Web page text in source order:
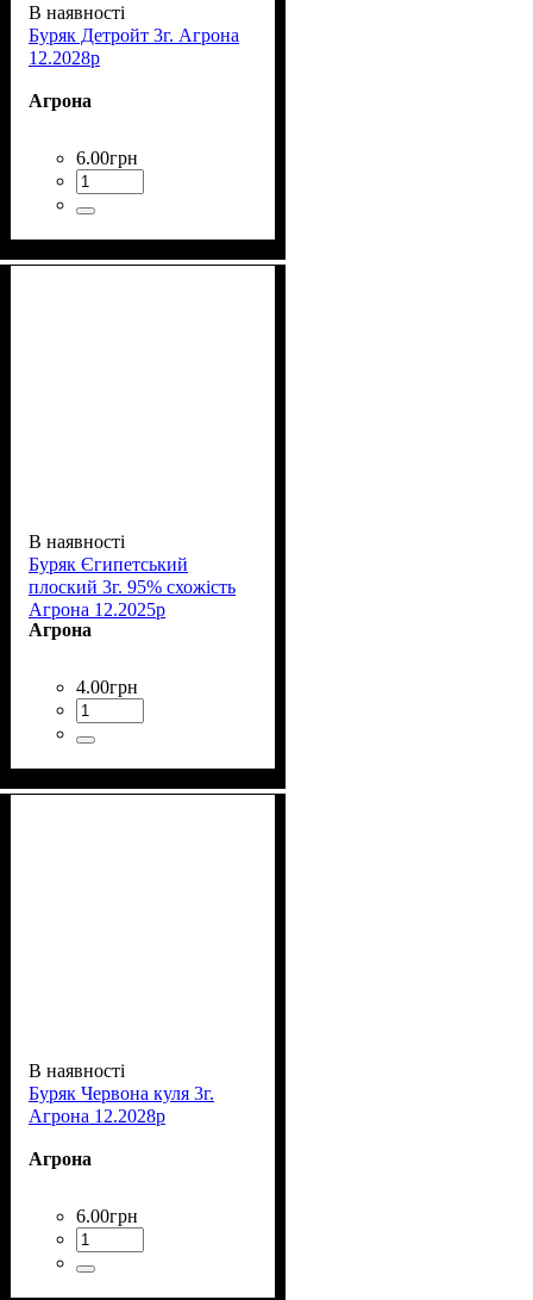
В наявності
Буряк Детройт 3г. Агрона
12.2028р
Агрона
6.00грн
В наявності
Буряк Єгипетський
плоский 3г. 95% схожість
Агрона 12.2025р
Агрона
4.00грн
В наявності
Буряк Червона куля 3г.
Агрона 12.2028р
Агрона
6.00грн